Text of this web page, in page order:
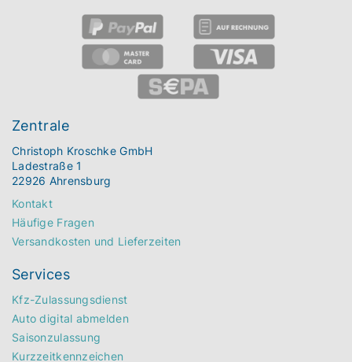
Zentrale
Christoph Kroschke GmbH
Ladestraße 1
22926 Ahrensburg
Kontakt
Häufige Fragen
Versandkosten und Lieferzeiten
Services
Kfz-Zulassungsdienst
Auto digital abmelden
Saisonzulassung
Kurzzeitkennzeichen